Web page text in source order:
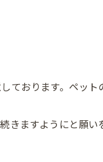
ております。ペット
きますようにと願い